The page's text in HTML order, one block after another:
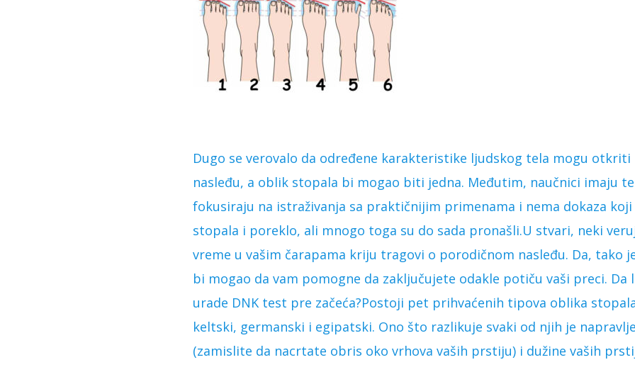
Dugo se verovalo da određene karakteristike ljudskog tela mogu
nasleđu, a oblik stopala bi mogao biti jedna. Međutim, naučnici imaju
fokusiraju na istraživanja sa praktičnijim primenama i nema dokaza
stopala i poreklo, ali mnogo toga su do sada pronašli.U stvari, neki
vreme u vašim čarapama kriju tragovi o porodičnom nasleđu. Da, tako
bi mogao da vam pomogne da zaključujete odakle potiču vaši preci.
urade DNK test pre začeća?Postoji pet prihvaćenih tipova oblika
keltski, germanski i egipatski. Ono što razlikuje svaki od njih je
(zamislite da nacrtate obris oko vrhova vaših prstiju) i dužine vaših